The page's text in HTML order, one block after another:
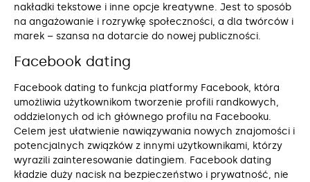
nakładki tekstowe i inne opcje kreatywne. Jest to sposób
na angażowanie i rozrywkę społeczności, a dla twórców i
marek – szansa na dotarcie do nowej publiczności.
Facebook dating
Facebook dating to funkcja platformy Facebook, która
umożliwia użytkownikom tworzenie profili randkowych,
oddzielonych od ich głównego profilu na Facebooku.
Celem jest ułatwienie nawiązywania nowych znajomości i
potencjalnych związków z innymi użytkownikami, którzy
wyrazili zainteresowanie datingiem. Facebook dating
kładzie duży nacisk na bezpieczeństwo i prywatność, nie